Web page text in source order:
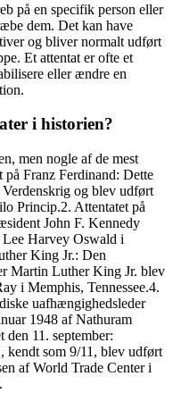
på en specifik person eller
dem. Det kan have
og bliver normalt udført
Et attentat er ofte et
eller ændre en
i historien?
men nogle af de mest
Franz Ferdinand: Dette
Verdenskrig og blev udført
Princip.2. Attentatet på
John F. Kennedy
Harvey Oswald i
King Jr.: Den
Martin Luther King Jr. blev
i Memphis, Tennessee.4.
uafhængighedsleder
1948 af Nathuram
11. september:
kendt som 9/11, blev udført
af World Trade Center i